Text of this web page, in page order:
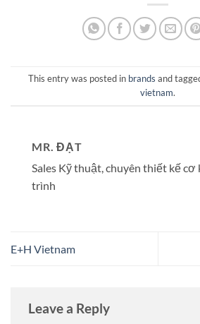
This entry was posted in brands and
vietnam.
MR. ĐẠT
Sales Kỹ thuật, chuyên thiết kế cơ
trình
E+H Vietnam
Leave a Reply